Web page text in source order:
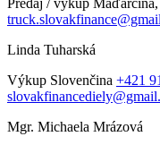
Linda Tuharská
Výkup Slovenčina +421
Mgr. Michaela Mrázová